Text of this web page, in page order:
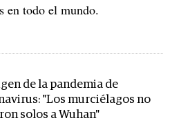
en todo el mundo.
de la pandemia de
"Los murciélagos no
solos a Wuhan"